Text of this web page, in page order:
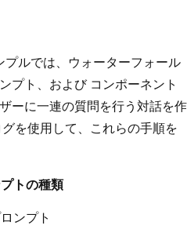
ルでは、ウォーターフォール
プト、および コンポーネント
ーに一連の質問を行う対話を作
を使用して、これらの手順を
トの種類
ンプト